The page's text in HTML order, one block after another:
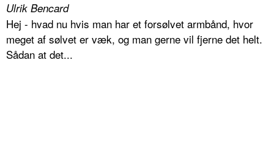
Ulrik Bencard
Hej - hvad nu hvis man har et forsølvet armbånd, hvor
meget af sølvet er væk, og man gerne vil fjerne det helt.
Sådan at det...